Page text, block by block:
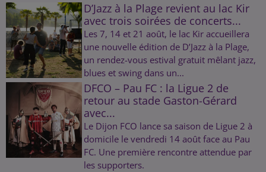
D’Jazz à la Plage revient au lac Kir
avec trois soirées de concerts...
Les 7, 14 et 21 août, le lac Kir accueillera
une nouvelle édition de D’Jazz à la Plage,
un rendez-vous estival gratuit mêlant jazz,
blues et swing dans un...
DFCO – Pau FC : la Ligue 2 de
retour au stade Gaston-Gérard
avec...
Le Dijon FCO lance sa saison de Ligue 2 à
domicile le vendredi 14 août face au Pau
FC. Une première rencontre attendue par
les supporters.